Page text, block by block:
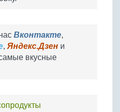
Вконтакте,
, Яндекс.Дзен и
вкусные